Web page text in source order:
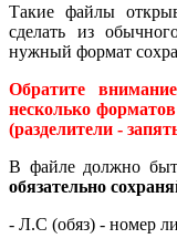
Такие файлы
сделать из
нужный формат
Обратите
несколько
(разделители -
В файле должно
обязательно
- Л.С (обяз) - номер